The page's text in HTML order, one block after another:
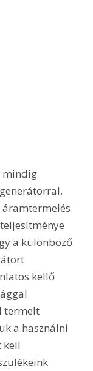
áramtermelés.
a különböző
kellő
termelt
a használni
kell